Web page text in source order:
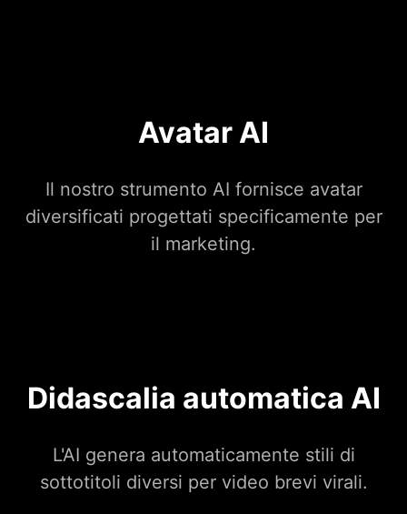
Avatar AI
Il nostro strumento AI fornisce avatar
diversificati progettati specificamente per
il marketing.
Didascalia automatica AI
L'AI genera automaticamente stili di
sottotitoli diversi per video brevi virali.